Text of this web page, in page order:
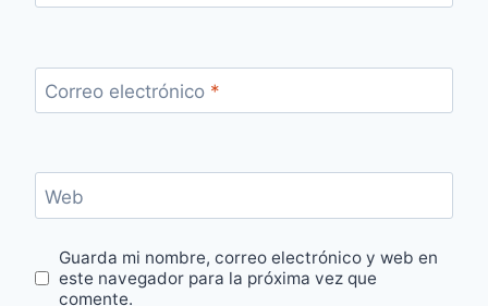
Correo electrónico *
Web
Guarda mi nombre, correo electrónico y web en
este navegador para la próxima vez que
comente.